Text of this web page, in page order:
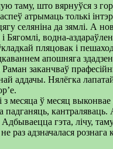
таму, што вярнуўся з
атрымаць толькі
селяніна да зямлі. А
водна-
пляцовак і
апошняга
заканчваў
аддачы. Нялёгка
з месяца ў месяц
падганяць,
гэта, лічу,
раз адзначалася